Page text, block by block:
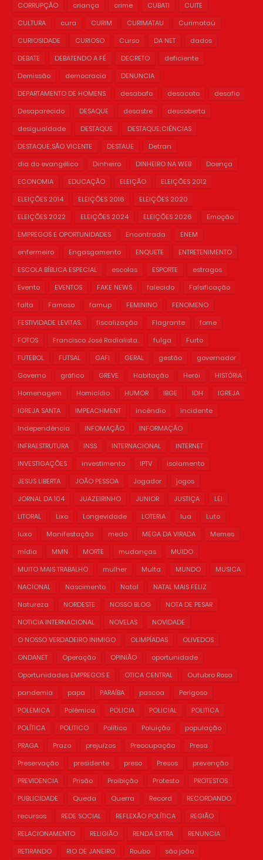
CORRUPÇÃO
criança crime CUBATI
CUITE
CULTURA
cura CURIM CURIMATAU
Curimataú
CURIOSIDADE
CURIOSO Curso DA NET
dados
DEBATE
DEBATENDO A FÉ DECRETO
deficiente
Demissão
democracia
DENUNCIA
DEPARTAMENTO DE HOMENS
desabafo desacato
desafio
Desaparecido
DESAQUE desastre
descoberta
desigualdade
DESTAQUE
DESTAQUE;CIÊNCIAS
DESTAQUE;SÃO VICENTE
DESTAUE
Detran
dia do evangélico
Dinheiro DINHEIRO NA WEB
Doença
ECONOMIA
EDUCAÇÃO ELEIÇÃO
ELEIÇÕES 2012
ELEIÇÕES 2014
ELEIÇÕES 2016
ELEIÇÕES 2020
ELEIÇÕES 2022
ELEIÇÕES 2024 ELEIÇÕES 2026
Emoção
EMPREGOS E OPORTUNIDADES
Encontrada
ENEM
enfermeiro
Engasgamento ENQUETE
ENTRETENIMENTO
ESCOLA BÍBLICA ESPECIAL
escolas ESPORTE
estragos
Evento
EVENTOS FAKE NEWS falecido
Falsificação
falta
Famoso famup FEMININO
FENOMENO
FESTIVIDADE LEVITAS.
fiscalização Flagrante
fome
FOTOS
Francisco José Radialista. fulga
Furto
FUTEBOL
FUTSAL GAFI GERAL gestão
governador
Governo
gráfico GREVE Habitação Herói
HISTÓRIA
Homenagem
Homicídio HUMOR IBGE IDH
IGREJA
IGREJA SANTA
IMPEACHMENT incêndio
incidente
Independência
INFOMAÇÃO
INFORMAÇÃO
INFRAESTRUTURA
INSS INTERNACIONAL
INTERNET
INVESTIGAÇÕES
investimento IPTV
isolamento
JESUS LIBERTA
JOÃO PESSOA Jogador
jogos
JORNAL DA 104
JUAZEIRINHO JUNIOR JUSTIÇA
LEI
LITORAL
Lixo Longevidade LOTERIA lua
Luto
luxo
Manifestação medo MEGA DA VIRADA
Memes
mídia
MMN MORTE mudanças
MUIDO
MUITO MAIS TRABALHO
mulher Multa MUNDO
MUSICA
NACIONAL
Nascimento Natal
NATAL MAIS FELIZ
Natureza
NORDESTE NOSSO BLOG
NOTA DE PESAR
NOTICIA INTERNACIONAL
NOVELAS
NOVIDADE
O NOSSO VERDADEIRO INIMIGO
OLIMPÍADAS
OLIVEDOS
ONDANET
Operação OPINIÃO
oportunidade
Oportunidades EMPREGOS E
OTICA CENTRAL
Outubro Rosa
pandemia
papa PARAÍBA pascoa
Perigoso
POLEMICA
Polêmica POLICIA POLICIAL
POLITICA
POLÍTICA
POLITICO Político Poluição
população
PRAGA
Prazo prejuízos Preocupação
Presa
Preservação
presidente preso Presos
prevenção
PREVIDENCIA
Prisão Proibição Protesto
PROTESTOS
PUBLICIDADE
Queda Querra Record
RECORDANDO
recursos
REDE SOCIAL REFLEXÃO POLÍTICA
REGIÃO
RELACIONAMENTO
RELIGIÃO RENDA EXTRA
RENUNCIA
RETIRANDO
RIO DE JANEIRO Roubo são joão